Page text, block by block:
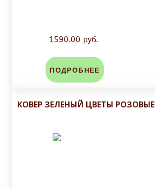
1590.00 руб.
ПОДРОБНЕЕ
КОВЕР ЗЕЛЕНЫЙ ЦВЕТЫ РОЗОВЫЕ